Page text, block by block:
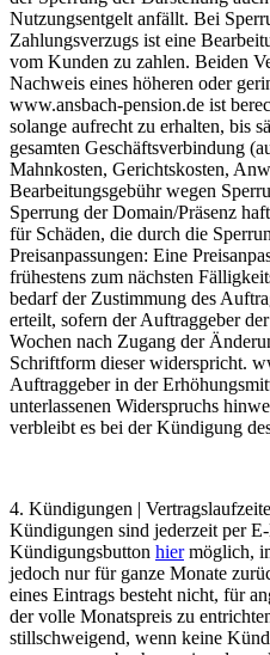
Nutzungsentgelt anfällt. Bei
Zahlungsverzugs ist eine
vom Kunden zu zahlen. Beiden
Nachweis eines höheren oder
www.ansbach-pension.de ist
solange aufrecht zu erhalten, bis
gesamten Geschäftsverbindung
Mahnkosten, Gerichtskosten,
Bearbeitungsgebühr wegen
Sperrung der Domain/Präsenz
für Schäden, die durch die
Preisanpassungen: Eine
frühestens zum nächsten
bedarf der Zustimmung des
erteilt, sofern der Auftraggeber
Wochen nach Zugang der
Schriftform dieser widerspricht.
Auftraggeber in der
unterlassenen Widerspruchs
verbleibt es bei der Kündigung
4. Kündigungen |
Kündigungen sind jederzeit per
Kündigungsbutton hiermöglich,
jedoch nur für ganze Monate
eines Eintrags besteht nicht, für
der volle Monatspreis zu
stillschweigend, wenn keine